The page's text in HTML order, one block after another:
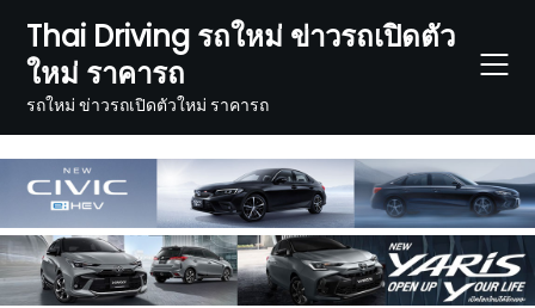
content
Thai Driving รถใหม่ ข่าวรถเปิดตัว
ใหม่ ราคารถ
รถใหม่ ข่าวรถเปิดตัวใหม่ ราคารถ